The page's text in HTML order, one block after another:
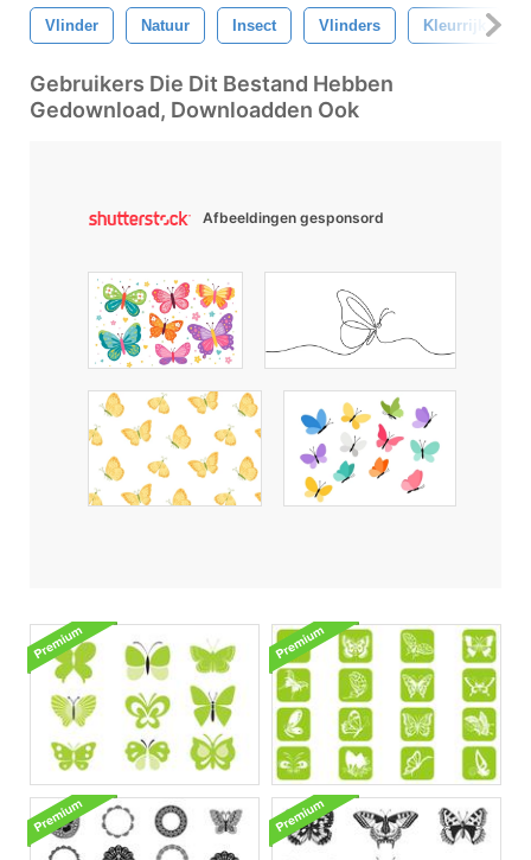
Vlinder Natuur Insect Vlinders Kleurrijk
Gebruikers Die Dit Bestand Hebben
Gedownload, Downloadden Ook
Afbeeldingen gesponsord